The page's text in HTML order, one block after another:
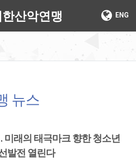
ENG
산악연맹
뉴스
미래의 태극마크 향한 청소년
발전 열린다